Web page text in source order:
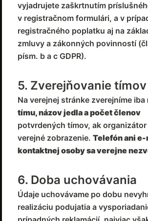
vyjadrujete zaškrtnutím
v registračnom formulári, a v
registračného poplatku aj na
zmluvy a zákonných povinností
písm. b a c GDPR).
5. Zverejňovanie tímov
Na verejnej stránke zverejníme iba
tímu, názov jedla a počet členov
potvrdených tímov, ak organizátor
verejné zobrazenie. Telefón ani
kontaktnej osoby sa verejne
6. Doba uchovávania
Údaje uchovávame po dobu
realizáciu podujatia a